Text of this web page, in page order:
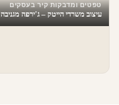
טפטים ומדבקות קיר בעסקים
עיצוב משרדי הייטק – ג'ירפה מגניבה